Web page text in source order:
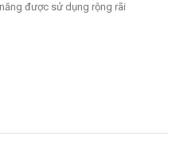
được sử dụng rộng rãi